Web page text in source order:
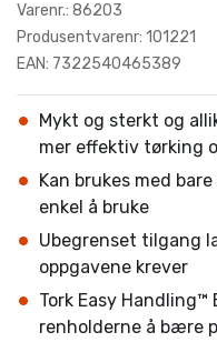
Varenr.: 86203
Produsentvarenr: 101221
EAN: 7322540465389
Mykt og sterkt og
mer effektiv tørking
Kan brukes med
enkel å bruke
Ubegrenset tilgang
oppgavene krever
Tork Easy
renholderne å bære